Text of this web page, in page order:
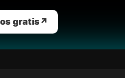
gratis↗